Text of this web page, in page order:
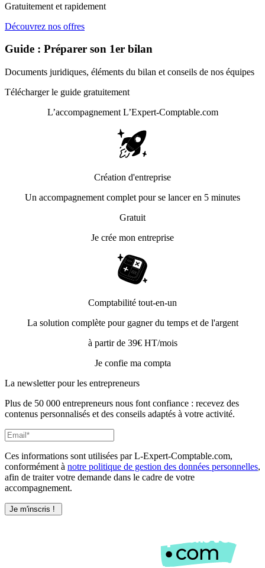
Gratuitement et rapidement
Découvrez nos offres
Guide : Préparer son 1er bilan
Documents juridiques, éléments du bilan et conseils de nos équipes
Télécharger le guide gratuitement
L’accompagnement L’Expert-Comptable.com
Création d'entreprise
Un accompagnement complet pour se lancer en 5 minutes
Gratuit
Je crée mon entreprise
Comptabilité tout-en-un
La solution complète pour gagner du temps et de l'argent
à partir de 39€ HT/mois
Je confie ma compta
La newsletter pour les entrepreneurs
Plus de 50 000 entrepreneurs nous font confiance : recevez des
contenus personnalisés et des conseils adaptés à votre activité.
Ces informations sont utilisées par L-Expert-Comptable.com,
conformément à notre politique de gestion des données personnelles,
afin de traiter votre demande dans le cadre de votre
accompagnement.